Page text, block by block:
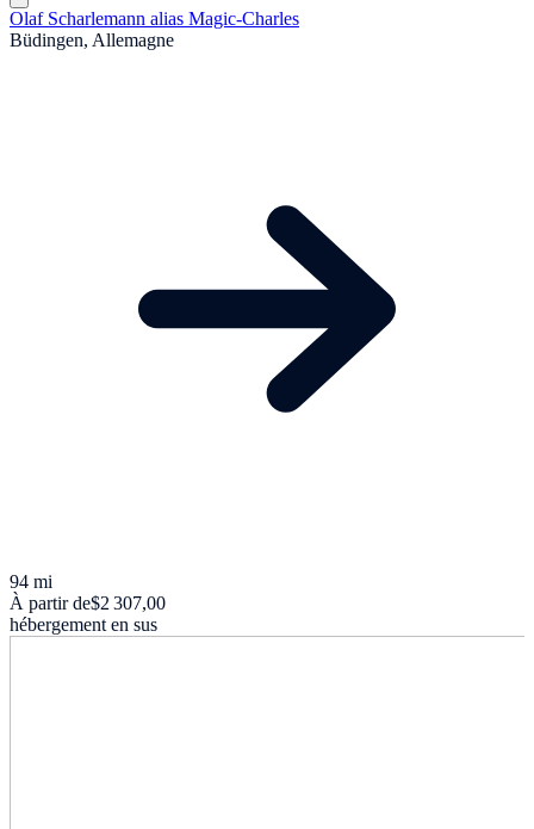
Olaf Scharlemann alias Magic-Charles
Büdingen, Allemagne
94 mi
À partir de$2 307,00
hébergement en sus